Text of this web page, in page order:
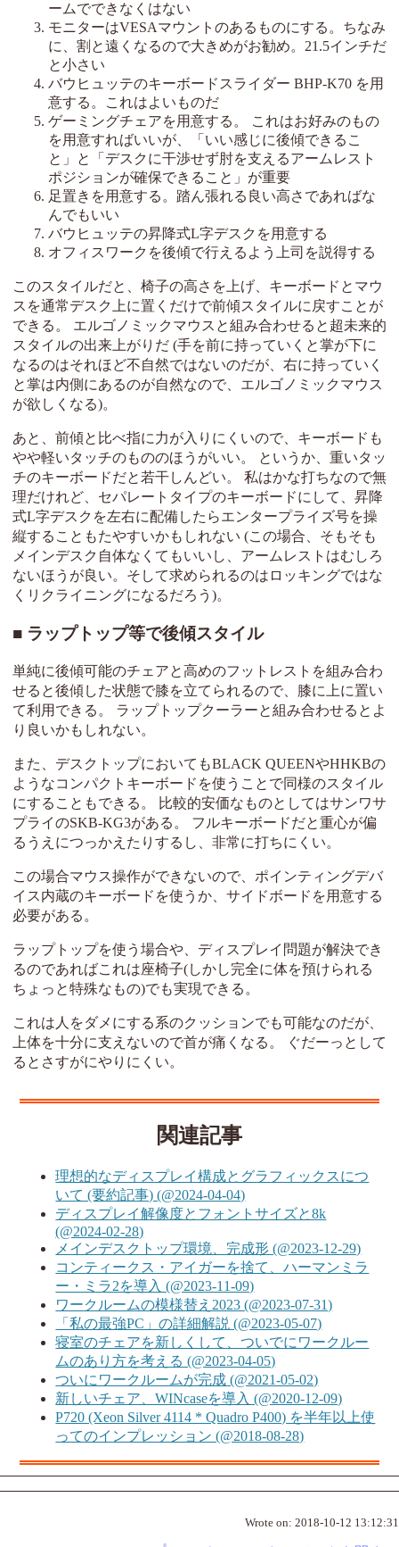
ームでできなくはない
モニターはVESAマウントのあるものにする。ちなみ
に、割と遠くなるので大きめがお勧め。21.5インチだ
と小さい
バウヒュッテのキーボードスライダー BHP-K70 を用
意する。これはよいものだ
ゲーミングチェアを用意する。 これはお好みのもの
を用意すればいいが、「いい感じに後傾できるこ
と」と「デスクに干渉せず肘を支えるアームレスト
ポジションが確保できること」が重要
足置きを用意する。踏ん張れる良い高さであればな
んでもいい
バウヒュッテの昇降式L字デスクを用意する
オフィスワークを後傾で行えるよう上司を説得する
このスタイルだと、椅子の高さを上げ、キーボードとマウ
スを通常デスク上に置くだけで前傾スタイルに戻すことが
できる。 エルゴノミックマウスと組み合わせると超未来的
スタイルの出来上がりだ (手を前に持っていくと掌が下に
なるのはそれほど不自然ではないのだが、右に持っていく
と掌は内側にあるのが自然なので、エルゴノミックマウス
が欲しくなる)。
あと、前傾と比べ指に力が入りにくいので、キーボードも
やや軽いタッチのもののほうがいい。 というか、重いタッ
チのキーボードだと若干しんどい。 私はかな打ちなので無
理だけれど、セパレートタイプのキーボードにして、昇降
式L字デスクを左右に配備したらエンタープライズ号を操
縦することもたやすいかもしれない (この場合、そもそも
メインデスク自体なくてもいいし、アームレストはむしろ
ないほうが良い。そして求められるのはロッキングではな
くリクライニングになるだろう)。
ラップトップ等で後傾スタイル
単純に後傾可能のチェアと高めのフットレストを組み合わ
せると後傾した状態で膝を立てられるので、膝に上に置い
て利用できる。 ラップトップクーラーと組み合わせるとよ
り良いかもしれない。
また、デスクトップにおいてもBLACK QUEENやHHKBの
ようなコンパクトキーボードを使うことで同様のスタイル
にすることもできる。 比較的安価なものとしてはサンワサ
プライのSKB-KG3がある。 フルキーボードだと重心が偏
るうえにつっかえたりするし、非常に打ちにくい。
この場合マウス操作ができないので、ポインティングデバ
イス内蔵のキーボードを使うか、サイドボードを用意する
必要がある。
ラップトップを使う場合や、ディスプレイ問題が解決でき
るのであればこれは座椅子(しかし完全に体を預けられる
ちょっと特殊なもの)でも実現できる。
これは人をダメにする系のクッションでも可能なのだが、
上体を十分に支えないので首が痛くなる。 ぐだーっとして
るとさすがにやりにくい。
関連記事
理想的なディスプレイ構成とグラフィックスにつ
いて (要約記事) (@2024-04-04)
ディスプレイ解像度とフォントサイズと8k
(@2024-02-28)
メインデスクトップ環境、完成形 (@2023-12-29)
コンティークス・アイガーを捨て、ハーマンミラ
ー・ミラ2を導入 (@2023-11-09)
ワークルームの模様替え2023 (@2023-07-31)
「私の最強PC」の詳細解説 (@2023-05-07)
寝室のチェアを新しくして、ついでにワークルー
ムのあり方を考える (@2023-04-05)
ついにワークルームが完成 (@2021-05-02)
新しいチェア、WINcaseを導入 (@2020-12-09)
P720 (Xeon Silver 4114 * Quadro P400) を半年以上使
ってのインプレッション (@2018-08-28)
Wrote on: 2018-10-12 13:12:31